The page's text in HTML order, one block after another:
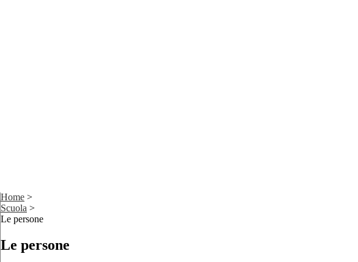
Home >
Scuola >
Le persone
Le persone